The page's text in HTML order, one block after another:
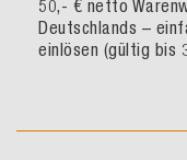
50,- € netto
Deutschlands –
einlösen (gültig bis